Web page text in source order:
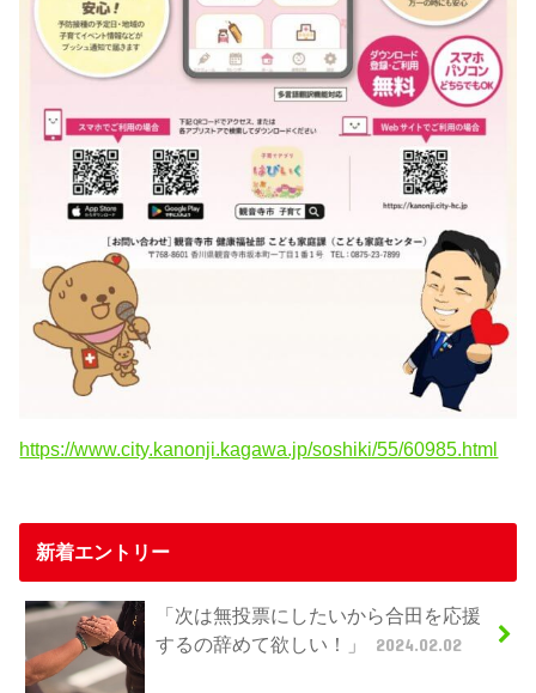
https://www.city.kanonji.kagawa.jp/soshiki/55/60985.html
新着エントリー
「次は無投票にしたいから合田を応援
するの辞めて欲しい！」
2024.02.02